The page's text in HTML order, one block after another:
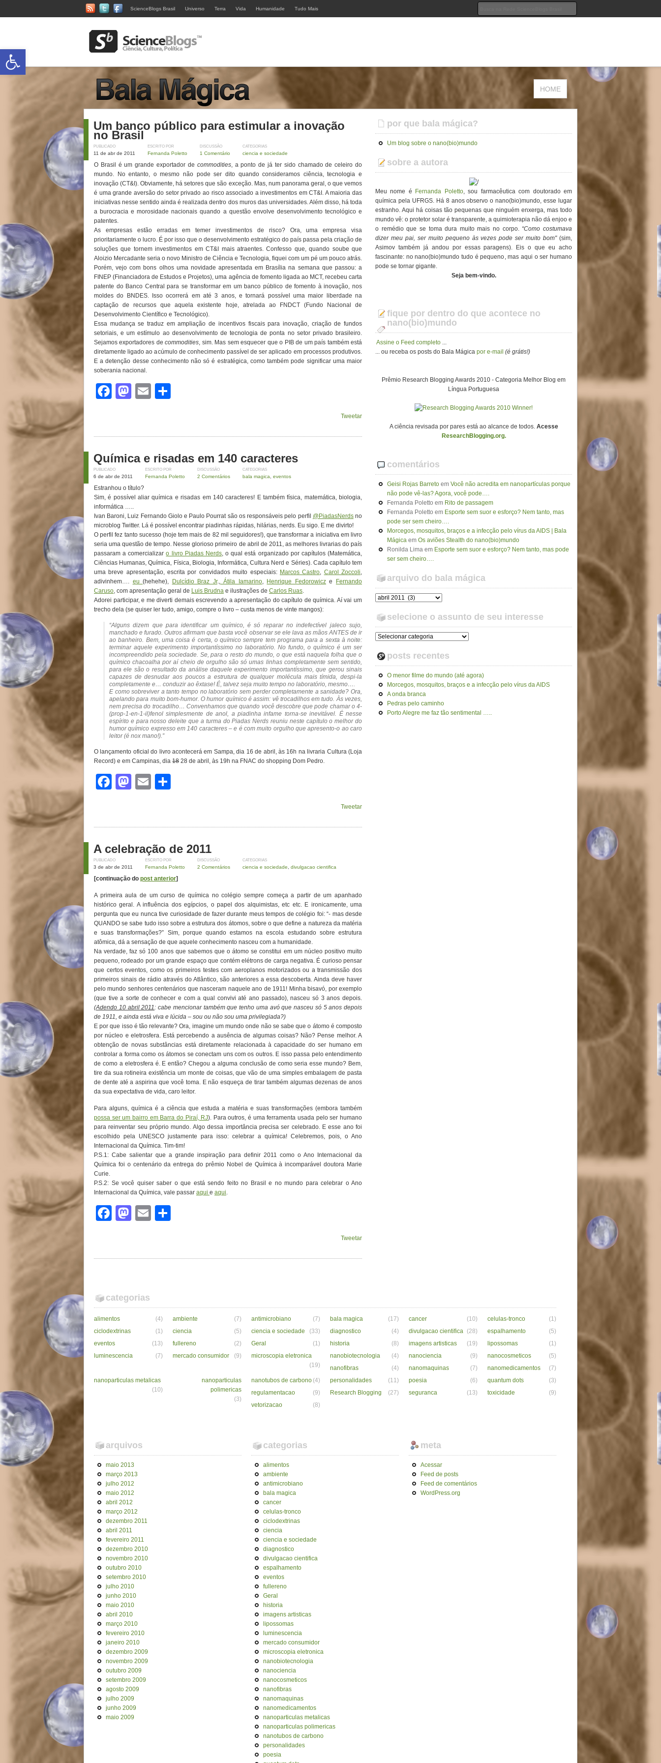
ScienceBlogs Brasil Universo Terra Vida Humanidade Tudo Mais
HOME
Um banco público para estimular a inovação
no Brasil
PUBLICADO
11 de abr de 2011
ESCRITO POR
Fernanda Poletto
DISCUSSÃO
1 Comentário
CATEGORIAS
ciencia e sociedade
O Brasil é um grande exportador de commodities, a ponto de já ter sido chamado de celeiro do
mundo. No entanto, o mesmo não pode ser dito quando consideramos ciência, tecnologia e
inovação (CT&I). Obviamente, há setores que são exceção. Mas, num panorama geral, o que vemos
é uma grande aversão do setor privado ao risco associado a investimentos em CT&I. A maioria das
iniciativas nesse sentido ainda é realizada dentro dos muros das universidades. Além disso, há toda
a burocracia e morosidade nacionais quando a questão envolve desenvolvimento tecnológico e
patentes.
As empresas estão erradas em temer investimentos de risco? Ora, uma empresa visa
prioritariamente o lucro. É por isso que o desenvolvimento estratégico do país passa pela criação de
soluções que tornem investimentos em CT&I mais atraentes. Confesso que, quando soube que
Aloizio Mercadante seria o novo Ministro de Ciência e Tecnologia, fiquei com um pé um pouco atrás.
Porém, vejo com bons olhos uma novidade apresentada em Brasília na semana que passou: a
FINEP (Financiadora de Estudos e Projetos), uma agência de fomento ligada ao MCT, recebeu carta
patente do Banco Central para se transformar em um banco público de fomento à inovação, nos
moldes do BNDES. Isso ocorrerá em até 3 anos, e tornará possível uma maior liberdade na
captação de recursos que aquela existente hoje, atrelada ao FNDCT (Fundo Nacional de
Desenvolvimento Científico e Tecnológico).
Essa mudança se traduz em ampliação de incentivos fiscais para inovação, criação de fundos
setoriais, e um estímulo ao desenvolvimento de tecnologia de ponta no setor privado brasileiro.
Sejamos exportadores decommodities, sim. Mas sem esquecer que o PIB de um país também está
diretamente ligado ao acúmulo de conhecimento passível de ser aplicado em processos produtivos.
E a detenção desse conhecimento não só é estratégica, como também pode significar uma maior
soberania nacional.
Facebook
Mastodon
Email
Tweetar
Química e risadas em 140 caracteres
PUBLICADO
6 de abr de 2011
ESCRITO POR
Fernanda Poletto
DISCUSSÃO
2 Comentários
CATEGORIAS
bala magica eventos
Estranhou o título?
Sim, é possível aliar química e risadas em 140 caracteres! E também física, matemática, biologia,
informática …..
Ivan Baroni, Luiz Fernando Giolo e Paulo Pourrat são os responsáveis pelo perfil @PiadasNerdsno
microblog Twitter. Lá é possível encontrar piadinhas rápidas, hilárias, nerds. Eu sigo. E me divirto!
O perfil fez tanto sucesso (hoje tem mais de 82 mil seguidores!), que transformar a iniciativa em livro
seria uma questão de tempo. Nesse glorioso primeiro de abril de 2011, as melhores livrarias do país
passaram a comercializaro livro Piadas Nerds, o qual está organizado por capítulos (Matemática,
Ciências Humanas, Química, Física, Biologia, Informática, Cultura Nerd e Séries). Cada capítulo tem
uma breve apresentação, escrita por convidados muito especiais: Marcos Castro, Carol Zoccoli,
adivinhem…. eu(hehehe), Dulcídio Braz Jr.,Átila Iamarino, Henrique Fedorowicze
Fernando
Caruso, com apresentação geral de Luis Brudna e ilustrações de Carlos Ruas.
Adorei participar, e me diverti demais escrevendo a apresentação do capítulo de química. Aí vai um
trecho dela (se quiser ler tudo, amigo, compre o livro – custa menos de vinte mangos):
“Alguns dizem que para identificar um químico, é só reparar no indefectível jaleco sujo,
manchado e furado. Outros afirmam que basta você observar se ele lava as mãos ANTES de ir
ao banheiro. Bem, uma coisa é certa, o químico sempre tem programa para a sexta à noite:
terminar aquele experimento importantíssimo no laboratório. No fundo, o químico é um ser
incompreendido pela sociedade. Se, para o resto do mundo, o que está naquela folha que o
químico chacoalha por aí cheio de orgulho são só umas linhas completamente sem sentido,
para ele são o resultado da análise daquele experimento importantíssimo, que gerou sinais
capazes de desnudar aos poucos a estrutura de qualquer molécula mais tímida, despi-la
completamente e… conduzir ao êxtase! É, talvez seja muito tempo no laboratório, mesmo….
E como sobreviver a tanto tempo no laboratório sem perder completamente a sanidade? Ora,
apelando para muito bom-humor. O humor químico é assim: vê trocadilhos em tudo. Às vezes,
nem precisa do trocadilho… Convenhamos que quando você descobre que pode chamar o 4-
(prop-1-en-1-il)fenol simplesmente de anol, a piadinha infame torna-se inevitável. É nesse
espírito e para nosso deleite que a turma do Piadas Nerds reuniu neste capítulo o melhor do
humor químico expresso em 140 caracteres – e é com muito orgulho que apresento-o ao caro
leitor (é nox mano!).”
O lançamento oficial do livro acontecerá em Sampa, dia 16 de abril, às 16h na livraria Cultura (Loja
Record) e em Campinas, dia 18 28 de abril, às 19h na FNAC do shopping Dom Pedro.
Facebook
Mastodon
Email
Tweetar
A celebração de 2011
PUBLICADO
3 de abr de 2011
ESCRITO POR
Fernanda Poletto
DISCUSSÃO
2 Comentários
CATEGORIAS
ciencia e sociedade divulgacao cientifica
[continuação do post anterior]
A primeira aula de um curso de química no colégio sempre começa a partir de um apanhado
histórico geral. A influência dos egípcios, o papel dos alquimistas, etc etc. E ironicamente, uma
pergunta que eu nunca tive curiosidade de fazer durante meus tempos de colégio foi: “- mas desde
QUANDO se sabe tudo isso sobre a estrutura dos átomos, sobre o que define a natureza da matéria
e suas transformações?” Sim, porque quando estamos na escola estudando sobre estrutura
atômica, dá a sensação de que aquele conhecimento nasceu com a humanidade.
Na verdade, faz só 100 anos que sabemos que o átomo se constitui em um núcleo positivo muito
pequeno, rodeado por um grande espaço que contém elétrons de carga negativa. É curioso pensar
que certos eventos, como os primeiros testes com aeroplanos motorizados ou a transmissão dos
primeiros sinais de rádio através do Atlântico, são anteriores a essa descoberta. Ainda deve haver
pelo mundo senhores centenários que nasceram naquele ano de 1911! Minha bisavó, por exemplo
(que tive a sorte de conhecer e com a qual convivi até ano passado), nasceu só 3 anos depois.
(Adendo 10 abril 2011: cabe mencionar também que tenho uma avó que nasceu só 5 anos depois
de 1911, e ainda está viva e lúcida – sou ou não sou uma privilegiada?)
E por que isso é tão relevante? Ora, imagine um mundo onde não se sabe que o átomo é composto
por núcleo e eletrosfera. Está percebendo a ausência de algumas coisas? Não? Pense melhor. A
obtenção de novas substâncias está diretamente relacionada à capacidade do ser humano em
controlar a forma como os átomos se conectam uns com os outros. E isso passa pelo entendimento
de como a eletrosfera é. E então? Chegou a alguma conclusão de como seria esse mundo? Bem,
tire da sua rotineira existência um monte de coisas, que vão de uma simples embalagem de pasta
de dente até a aspirina que você toma. E não esqueça de tirar também algumas dezenas de anos
da sua expectativa de vida, caro leitor.
Para alguns, química é a ciência que estuda a matéria e suas transformações (embora também
possa ser um bairro em Barra do Piraí, RJ). Para outros, é uma ferramenta usada pelo ser humano
para reinventar seu próprio mundo. Algo dessa importância precisa ser celebrado. E esse ano foi
escolhido pela UNESCO justamente para isso: celebrar a química! Celebremos, pois, o Ano
Internacional da Química. Tim-tim!
P.S.1: Cabe salientar que a grande inspiração para definir 2011 como o Ano Internacional da
Química foi o centenário da entrega do prêmio Nobel de Química à incomparável doutora Marie
Curie.
P.S.2: Se você quiser saber o que está sendo feito no Brasil e no mundo para celebrar o Ano
Internacional da Química, vale passar aqui e aqui.
Facebook
Mastodon
Email
Tweetar
por que bala mágica?
Um blog sobre o nano(bio)mundo
sobre a autora
Meu nome é Fernanda Poletto, sou farmacêutica com doutorado em
química pela UFRGS. Há 8 anos observo o nano(bio)mundo, esse lugar
estranho. Aqui há coisas tão pequenas que ninguém enxerga, mas todo
mundo vê: o protetor solar é transparente, a quimioterapia não dá enjoo e
o remédio que se toma dura muito mais no corpo. “Como costumava
dizer meu pai, ser muito pequeno às vezes pode ser muito bom" (sim,
Asimov também já andou por essas paragens). Eis o que eu acho
fascinante: no nano(bio)mundo tudo é pequeno, mas aqui o ser humano
pode se tornar gigante.
Seja bem-vindo.
fique por dentro do que acontece no
nano(bio)mundo
Assine o Feed completo ...
... ou receba os posts do Bala Mágica por e-mail (é grátis!)
Prêmio Research Blogging Awards 2010 - Categoria Melhor Blog em
Língua Portuguesa
A ciência revisada por pares está ao alcance de todos. Acesse
ResearchBlogging.org.
comentários
Geisi Rojas Barreto em Você não acredita em nanopartículas porque
não pode vê-las? Agora, você pode….
Fernanda Poletto em Rito de passagem
Fernanda Poletto em Esporte sem suor e esforço? Nem tanto, mas
pode ser sem cheiro….
Morcegos, mosquitos, braços e a infecção pelo vírus da AIDS | Bala
Mágica em Os aviões Stealth do nano(bio)mundo
Ronilda Lima em Esporte sem suor e esforço? Nem tanto, mas pode
ser sem cheiro….
arquivo do bala mágica
selecione o assunto de seu interesse
posts recentes
O menor filme do mundo (até agora)
Morcegos, mosquitos, braços e a infecção pelo vírus da AIDS
A onda branca
Pedras pelo caminho
Porto Alegre me faz tão sentimental …..
categorias
alimentos (4) ambiente (7) antimicrobiano (7) bala magica (17) cancer (10) celulas-tronco
(1)
ciclodextrinas
(1) ciencia (5) ciencia e sociedade (33) diagnostico (4) divulgacao cientifica (28) espalhamento
(5)
eventos
(13) fullereno (2) Geral (1) historia (8) imagens artisticas (19) lipossomas
(1)
luminescencia
(7) mercado consumidor (9)
microscopia eletronica
(19)
nanobiotecnologia (4) nanociencia (9) nanocosmeticos
(5)
nanofibras
(4) nanomaquinas (7) nanomedicamentos
(7)
nanoparticulas metalicas
(10)
nanoparticulas
polimericas
(3)
nanotubos de carbono (4) personalidades (11) poesia (6) quantum dots
(3)
regulamentacao
(9) Research Blogging (27) seguranca (13) toxicidade
(9)
vetorizacao
(8)
arquivos
maio 2013
março 2013
julho 2012
maio 2012
abril 2012
março 2012
dezembro 2011
abril 2011
fevereiro 2011
dezembro 2010
novembro 2010
outubro 2010
setembro 2010
julho 2010
junho 2010
maio 2010
abril 2010
março 2010
fevereiro 2010
janeiro 2010
dezembro 2009
novembro 2009
outubro 2009
setembro 2009
agosto 2009
julho 2009
junho 2009
maio 2009
categorias
alimentos
ambiente
antimicrobiano
bala magica
cancer
celulas-tronco
ciclodextrinas
ciencia
ciencia e sociedade
diagnostico
divulgacao cientifica
espalhamento
eventos
fullereno
Geral
historia
imagens artisticas
lipossomas
luminescencia
mercado consumidor
microscopia eletronica
nanobiotecnologia
nanociencia
nanocosmeticos
nanofibras
nanomaquinas
nanomedicamentos
nanoparticulas metalicas
nanoparticulas polimericas
nanotubos de carbono
personalidades
poesia
meta
Acessar
Feed de posts
Feed de comentários
WordPress.org
Abrir a barra de ferramentas